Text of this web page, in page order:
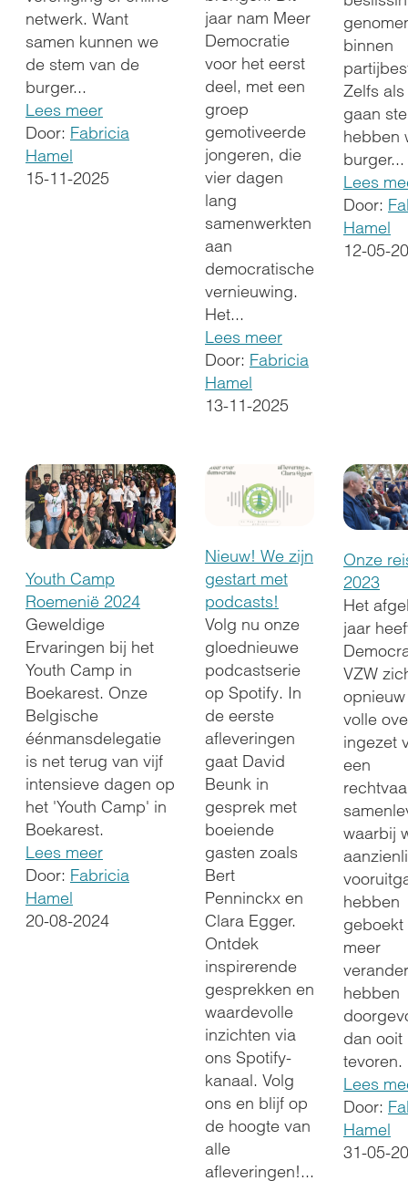
netwerk. Want
samen kunnen we
de stem van de
burger...
Lees meer
Door: Fabricia
Hamel
15-11-2025
jaar nam Meer
Democratie
voor het eerst
deel, met een
groep
gemotiveerde
jongeren, die
vier dagen
lang
samenwerkten
aan
democratische
vernieuwing.
Het...
Lees meer
Door: Fabricia
Hamel
13-11-2025
binnen
Zelfs
gaan
hebben
burger...
Lees
Door:
Hamel
12-05-
Youth Camp
Roemenië 2024
Geweldige
Ervaringen bij het
Youth Camp in
Boekarest. Onze
Belgische
éénmansdelegatie
is net terug van vijf
intensieve dagen op
het 'Youth Camp' in
Boekarest.
Lees meer
Door: Fabricia
Hamel
20-08-2024
Nieuw! We zijn
gestart met
podcasts!
Volg nu onze
gloednieuwe
podcastserie
op Spotify. In
de eerste
afleveringen
gaat David
Beunk in
gesprek met
boeiende
gasten zoals
Bert
Penninckx en
Clara Egger.
Ontdek
inspirerende
gesprekken en
waardevolle
inzichten via
ons Spotify-
kanaal. Volg
ons en blijf op
de hoogte van
alle
afleveringen!...
Onze
2023
Het
jaar
VZW
volle
ingezet
een
waarbij
hebben
geboekt
meer
hebben
dan ooit
tevoren.
Lees
Door:
Hamel
31-05-